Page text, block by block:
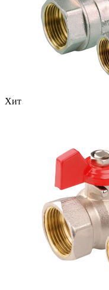
Хит